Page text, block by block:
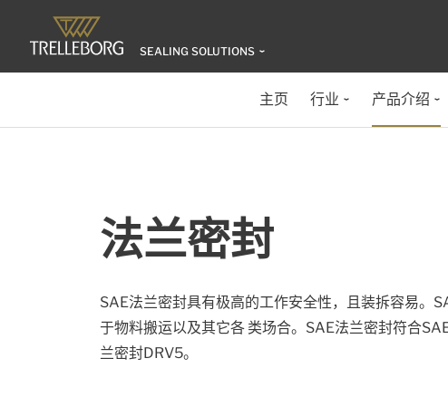
SEALING SOLUTIONS
主页 行业 产品介绍
法兰密封
SAE法兰密封具有极高的工作安全性，且装拆容易。
于物料搬运以及其它各 类场合。SAE法兰密封符合
兰密封DRV5。